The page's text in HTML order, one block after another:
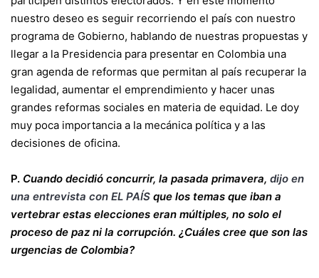
nuestro deseo es seguir recorriendo el país con nuestro
programa de Gobierno, hablando de nuestras propuestas y
llegar a la Presidencia para presentar en Colombia una
gran agenda de reformas que permitan al país recuperar la
legalidad, aumentar el emprendimiento y hacer unas
grandes reformas sociales en materia de equidad. Le doy
muy poca importancia a la mecánica política y a las
decisiones de oficina.
P. Cuando decidió concurrir, la pasada primavera, dijo en
una entrevista con EL PAÍS que los temas que iban a
vertebrar estas elecciones eran múltiples, no solo el
proceso de paz ni la corrupción. ¿Cuáles cree que son las
urgencias de Colombia?